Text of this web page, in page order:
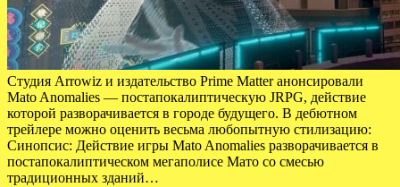
Студия Arrowiz и издательство Prime Matter анонсировали
Mato Anomalies — постапокалиптическую JRPG, действие
которой разворачивается в городе будущего. В дебютном
трейлере можно оценить весьма любопытную стилизацию:
Синопсис: Действие игры Mato Anomalies разворачивается в
постапокалиптическом мегаполисе Мато со смесью
традиционных зданий…